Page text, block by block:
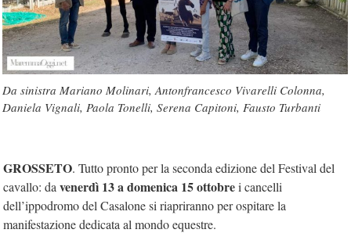
Da sinistra Mariano Molinari, Antonfrancesco Vivarelli Colonna,
Daniela Vignali, Paola Tonelli, Serena Capitoni, Fausto Turbanti
GROSSETO. Tutto pronto per la seconda edizione del Festival del
cavallo: da venerdì 13 a domenica 15 ottobrei cancelli
dell’ippodromo del Casalone si riapriranno per ospitare la
manifestazione dedicata al mondo equestre.